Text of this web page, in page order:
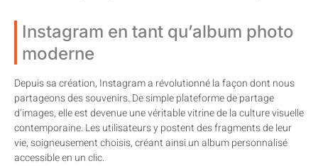
Instagram en tant qu’album photo
moderne
Depuis sa création, Instagram a révolutionné la façon dont nous
partageons des souvenirs. De simple plateforme de partage
d’images, elle est devenue une véritable vitrine de la culture visuelle
contemporaine. Les utilisateurs y postent des fragments de leur
vie, soigneusement choisis, créant ainsi un album personnalisé
accessible en un clic.